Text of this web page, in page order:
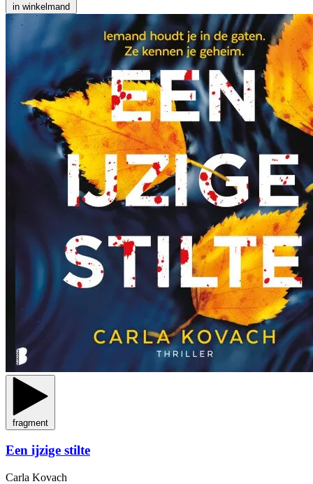
in winkelmand
fragment
Een ijzige stilte
Carla Kovach